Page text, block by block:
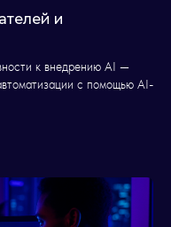
и
к внедрению AI —
с помощью AI-